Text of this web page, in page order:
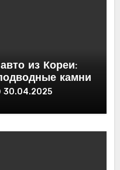
из Кореи:
камни
30.04.2025